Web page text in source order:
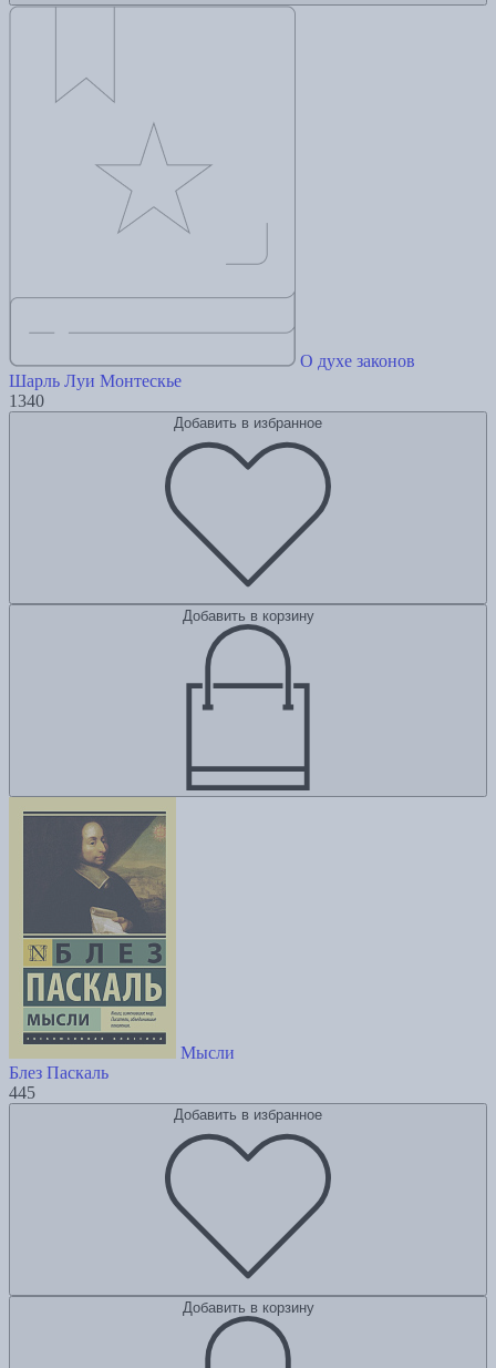
О духе законов
Шарль Луи Монтескье
1340
Добавить в избранное
Добавить в корзину
Мысли
Блез Паскаль
445
Добавить в избранное
Добавить в корзину